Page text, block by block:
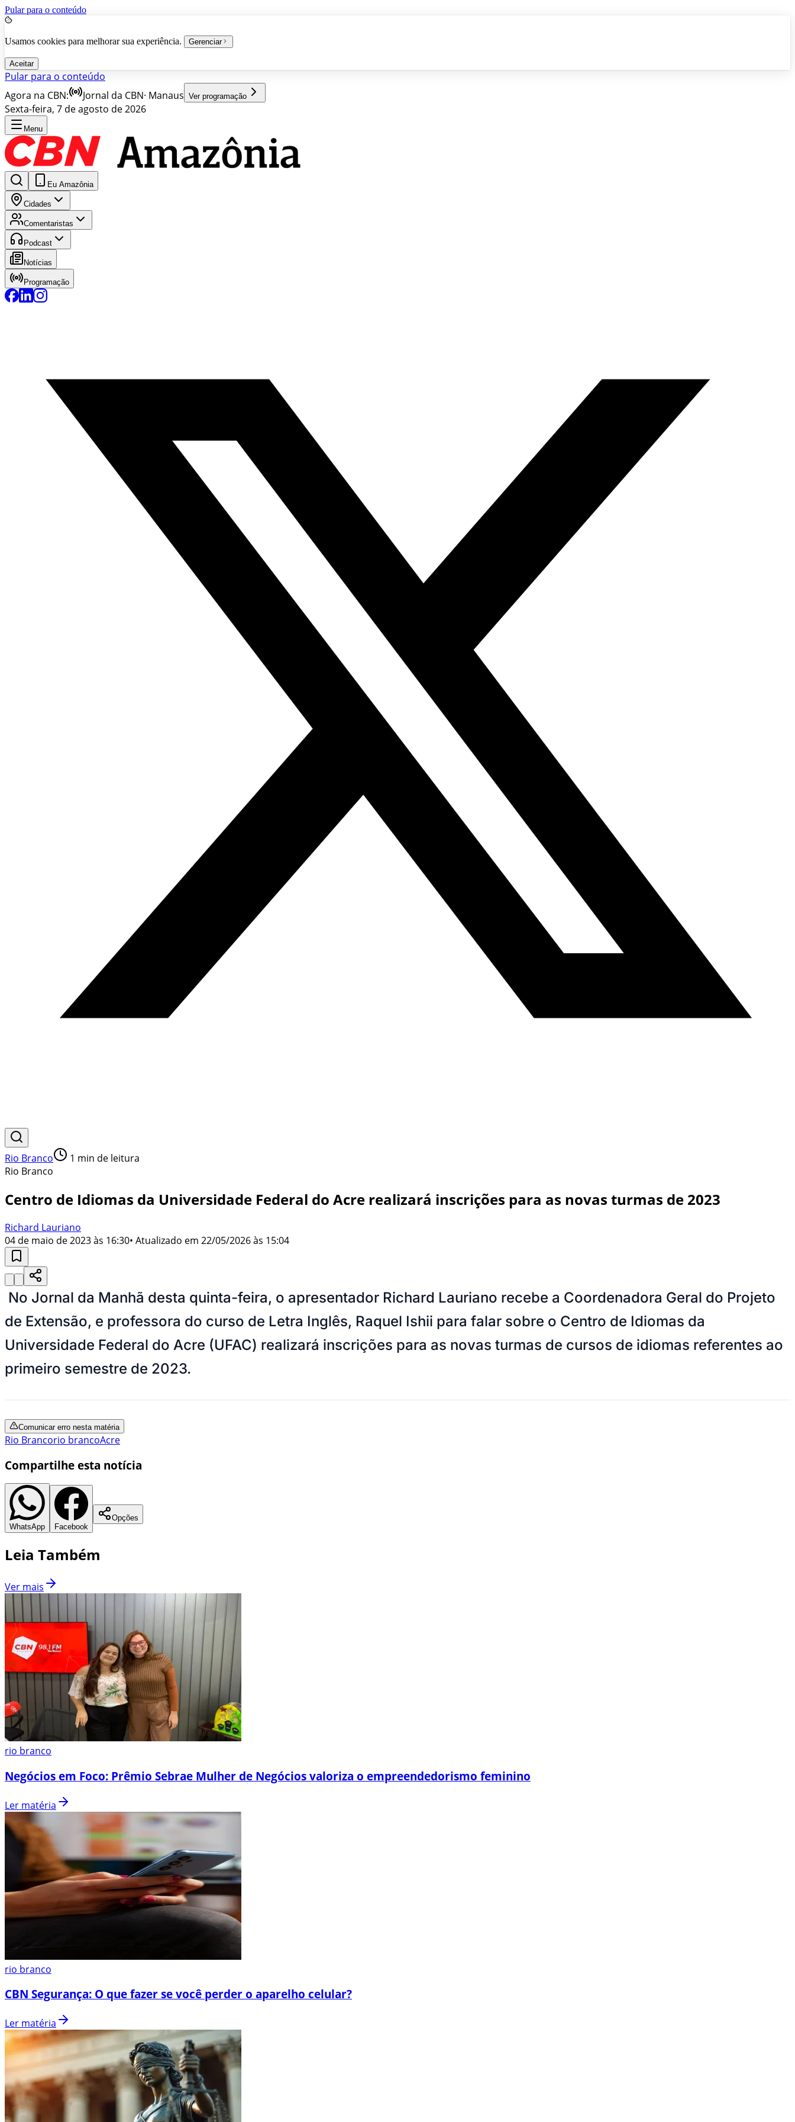
Pular para o conteúdo
Usamos cookies para melhorar sua experiência. Gerenciar
Aceitar
Pular para o conteúdo
Agora na CBN:
Jornal da CBN· Manaus Ver programação
Sexta-feira, 7 de agosto de 2026
Menu
Eu Amazônia
Cidades
Comentaristas
Podcast
Notícias
Programação
Rio Branco 1 min de leitura
Rio Branco
Centro de Idiomas da Universidade Federal do Acre realizará inscrições para as novas turmas de 2023
Richard Lauriano
04 de maio de 2023 às 16:30• Atualizado em 22/05/2026 às 15:04
No Jornal da Manhã desta quinta-feira, o apresentador Richard Lauriano recebe a Coordenadora Geral do Projeto
de Extensão, e professora do curso de Letra Inglês, Raquel Ishii para falar sobre o Centro de Idiomas da
Universidade Federal do Acre (UFAC) realizará inscrições para as novas turmas de cursos de idiomas referentes ao
primeiro semestre de 2023.
Comunicar erro nesta matéria
Rio Brancorio brancoAcre
Compartilhe esta notícia
WhatsApp Facebook
Opções
Leia Também
Ver mais
rio branco
Negócios em Foco: Prêmio Sebrae Mulher de Negócios valoriza o empreendedorismo feminino
Ler matéria
rio branco
CBN Segurança: O que fazer se você perder o aparelho celular?
Ler matéria